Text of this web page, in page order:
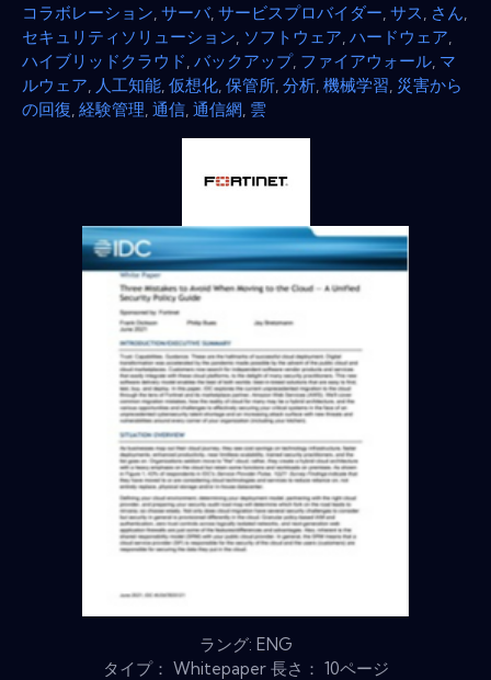
コラボレーション サーバ, サービスプロバイダー サス さん
セキュリティソリューション ソフトウェア ハードウェア
ハイブリッドクラウド バックアップ, ファイアウォール マ
ルウェア 人工知能 仮想化 保管所 分析 機械学習 災害から
の回復 経験管理 通信 通信網 雲
ラング: ENG
タイプ： Whitepaper 長さ： 10ページ